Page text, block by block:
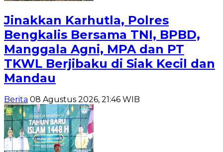
Jinakkan Karhutla, Polres
Bengkalis Bersama TNI, BPBD,
Manggala Agni, MPA dan PT
TKWL Berjibaku di Siak Kecil dan
Mandau
Berita 08 Agustus 2026, 21:46 WIB